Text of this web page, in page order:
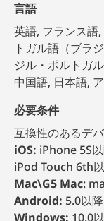
言語
英語, フランス語, イタリア語, ドイツ語, スペイン語, ポル
トガル語（ブラ
ジル・ポルトガ
中国語, 日本語,
必要条件
互換性のあるデバ
iOS: iPhone 5S
iPod Touch 6th
Mac\G5 Mac:
Android: 5.0以
Windows: 10.0